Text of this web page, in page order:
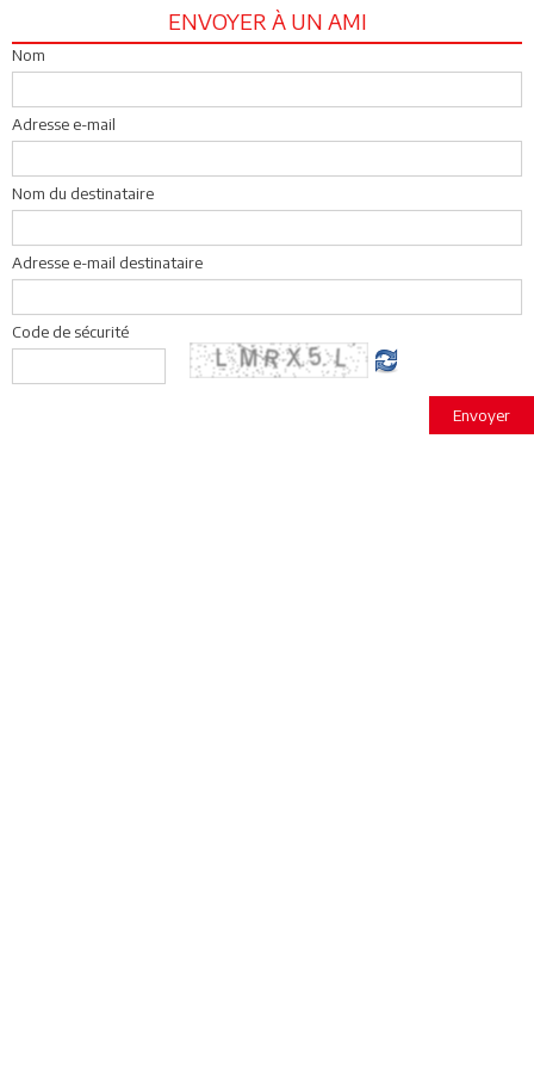
ENVOYER À UN AMI
Nom
Adresse e-mail
Nom du destinataire
Adresse e-mail destinataire
Code de sécurité
Envoyer